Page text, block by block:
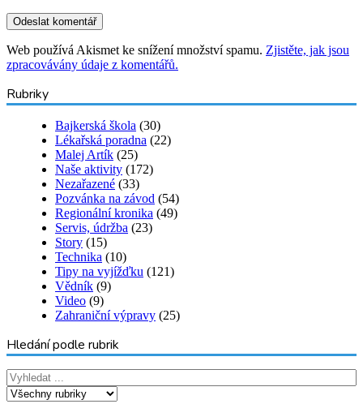
Web používá Akismet ke snížení množství spamu. Zjistěte, jak jsou
zpracovávány údaje z komentářů.
Rubriky
Bajkerská škola (30)
Lékařská poradna (22)
Malej Artík (25)
Naše aktivity (172)
Nezařazené (33)
Pozvánka na závod (54)
Regionální kronika (49)
Servis, údržba (23)
Story (15)
Technika (10)
Tipy na vyjížďku (121)
Vědník (9)
Video (9)
Zahraniční výpravy (25)
Hledání podle rubrik
Hledat
v